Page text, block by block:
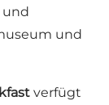
und
und
verfügt